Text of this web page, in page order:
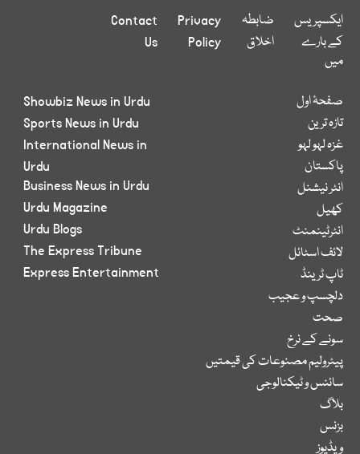
ایکسپریس
کے بارے
میں
ضابطہ
اخلاق
Privacy
Policy
Contact
Us
صفحۂ اول
تازہ ترین
غزہ لہو لہو
پاکستان
انٹر نیشنل
کھیل
انٹرٹینمنٹ
لائف اسٹائل
ٹاپ ٹرینڈ
دلچسپ و عجیب
صحت
سونے کے نرخ
پیٹرولیم مصنوعات کی قیمتیں
سائنس و ٹیکنالوجی
بلاگ
بزنس
ویڈیوز
Showbiz News in Urdu
Sports News in Urdu
International News in
Urdu
Business News in Urdu
Urdu Magazine
Urdu Blogs
The Express Tribune
Express Entertainment